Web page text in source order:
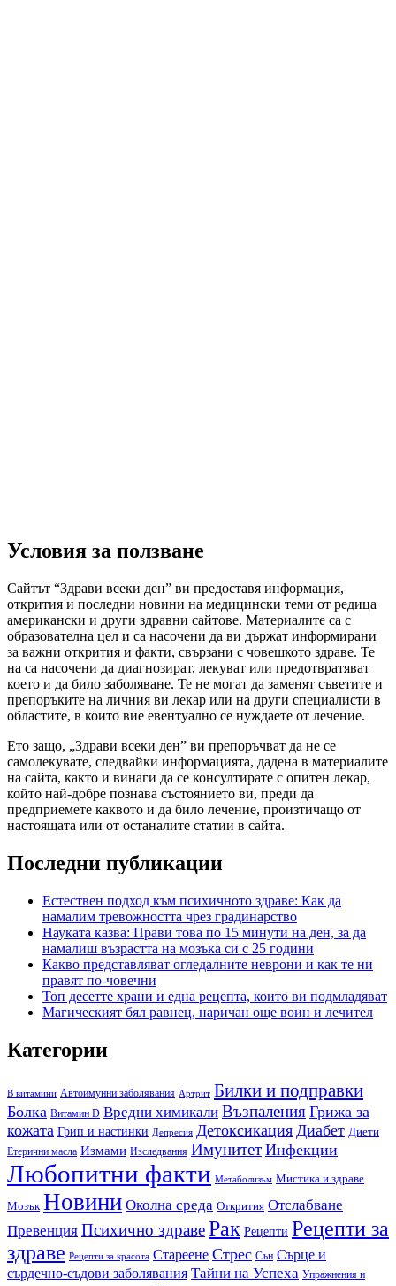
Условия за ползване
Сайтът “Здрави всеки ден” ви предоставя информация,
открития и последни новини на медицински теми от редица
американски и други здравни сайтове. Материалите са с
образователна цел и са насочени да ви държат информирани
за важни открития и факти, свързани с човешкото здраве. Те
на са насочени да диагнозират, лекуват или предотвратяват
което и да било заболяване. Те не могат да заменят съветите и
препоръките на личния ви лекар или на други специалисти в
областите, в които вие евентуално се нуждаете от лечение.
Ето защо, „Здрави всеки ден” ви препоръчват да не се
самолекувате, следвайки информацията, дадена в материалите
на сайта, както и винаги да се консултирате с опитен лекар,
който най-добре познава състоянието ви, преди да
предприемете каквото и да било лечение, произтичащо от
настоящата или от останалите статии в сайта.
Последни публикации
Естествен подход към психичното здраве: Как да
намалим тревожността чрез градинарство
Науката казва: Прави това по 15 минути на ден, за да
намалиш възрастта на мозъка си с 25 години
Какво представляват огледалните неврони и как те ни
правят по-човечни
Топ десетте храни и една рецепта, които ви подмладяват
Магическият бял равнец, наричан още воин и лечител
Категории
B витамини Автоимунни заболявания Артрит Билки и подправки
Болка Витамин D Вредни химикали Възпаления Грижа за
кожата Грип и настинки Депресия Детоксикация Диабет Диети
Етерични масла Измами Изследвания Имунитет Инфекции
Любопитни факти Метаболизъм Мистика и здраве
Мозък Новини Околна среда Открития Отслабване
Превенция Психично здравеРак Рецепти Рецепти за
здраве Рецепти за красота Стареене Стрес Сън Сърце и
сърдечно-съдови заболявания Тайни на Успеха Упражнения и